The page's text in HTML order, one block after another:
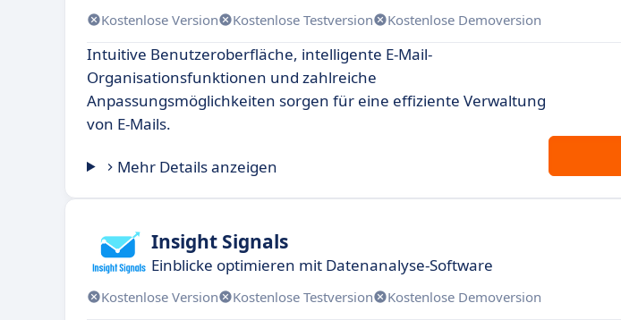
Kostenlose Version Kostenlose Testversion Kostenlose Demoversion
Intuitive Benutzeroberfläche, intelligente E-Mail-
Organisationsfunktionen und zahlreiche
Anpassungsmöglichkeiten sorgen für eine effiziente Verwaltung
von E-Mails.
Mehr Details anzeigen
Insight Signals
Einblicke optimieren mit Datenanalyse-Software
Kostenlose Version Kostenlose Testversion Kostenlose Demoversion